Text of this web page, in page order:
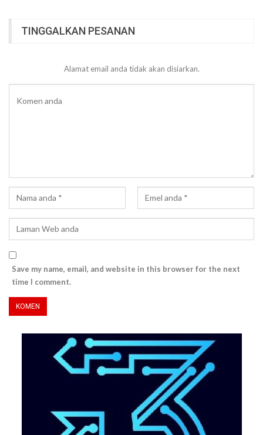
TINGGALKAN PESANAN
Alamat email anda tidak akan disiarkan.
Save my name, email, and website in this browser for the next
time I comment.